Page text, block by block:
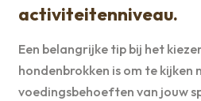
activiteitenniveau.
Een belangrijke tip bij het
hondenbrokken is om te kijken
voedingsbehoeften van jouw